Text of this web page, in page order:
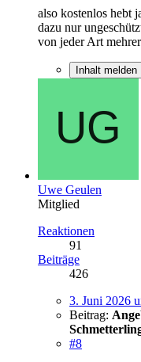
also kostenlos hebt
dazu nur
von jeder Art
Inhalt melden
Uwe Geulen
Mitglied
Reaktionen
91
Beiträge
426
3. Juni 2026
Beitrag:
#8